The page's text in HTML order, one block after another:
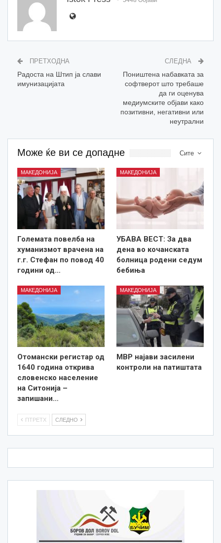
ПРЕТХОДНА
Радоста на Штип ја слави
имунизацијата
СЛЕДНА
Поништена набавката за
софтверот што требаше
да ги оценува
медиумските објави како
позитивни, негативни или
неутрални
Сите
Може ќе ви се допадне
МАКЕДОНИЈА
Големата повелба на
хуманизмот врачена на
г.г. Стефан по повод 40
години од…
МАКЕДОНИЈА
УБАВА ВЕСТ: За два
дена во кочанската
болница родени седум
бебиња
МАКЕДОНИЈА
Отомански регистар од
1640 година открива
словенско население
на Ситонија –
запишани…
МАКЕДОНИЈА
МВР најави засилени
контроли на патиштата
ПТРЕТХ СЛЕДНО